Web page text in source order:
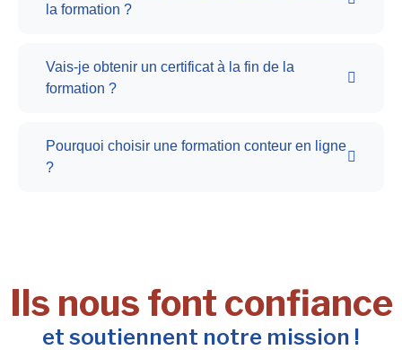
la formation ?
Vais-je obtenir un certificat à la fin de la
formation ?
Pourquoi choisir une formation conteur en ligne
?
Ils nous font confiance
et soutiennent notre mission !